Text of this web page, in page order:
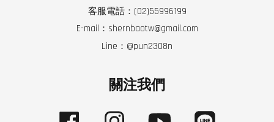
客服電話：(02)55996199
E-mail：shernbaotw@gmail.com
Line：@pun2308n
關注我們
Facebook Instagram YouTube